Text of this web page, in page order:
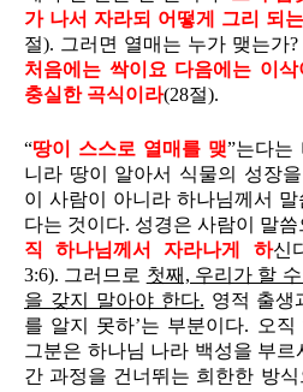
가 나서 자라되 어떻게 그리 되
절). 그러면 열매는 누가 맺는가?
처음에는 싹이요 다음에는 이
충실한 곡식이라(28절).
“땅이 스스로 열매를 맺”는다는
니라 땅이 알아서 식물의 성장
이 사람이 아니라 하나님께서
다는 것이다. 성경은 사람이 말
직 하나님께서 자라나게 하신
3:6). 그러므로 첫째, 우리가 할
을 갖지 말아야 한다. 영적 출생
를 알지 못하’는 부분이다. 오
그분은 하나님 나라 백성을 부
간 과정을 건너뛰는 희한한 방